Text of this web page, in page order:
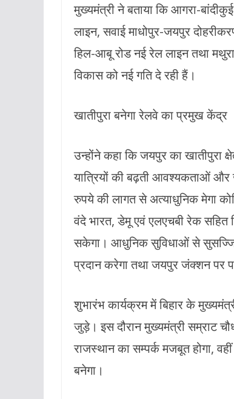
मुख्यमंत्री ने बताया कि आगरा-
लाइन, सवाई माधोपुर-जयपुर
हिल-आबू रोड नई रेल लाइन तथा
विकास को नई गति दे रही हैं।
खातीपुरा बनेगा रेलवे का प्रमुख केंद्र
उन्होंने कहा कि जयपुर का खातीपुरा
यात्रियों की बढ़ती आवश्यकताओं और
रुपये की लागत से अत्याधुनिक मेगा
वंदे भारत, डेमू एवं एलएचबी रेक सहित
सकेगा। आधुनिक सुविधाओं से सुसज्जित
प्रदान करेगा तथा जयपुर जंक्शन पर
शुभारंभ कार्यक्रम में बिहार के
जुड़े। इस दौरान मुख्यमंत्री सम्राट
राजस्थान का सम्पर्क मजबूत होगा,
बनेगा।